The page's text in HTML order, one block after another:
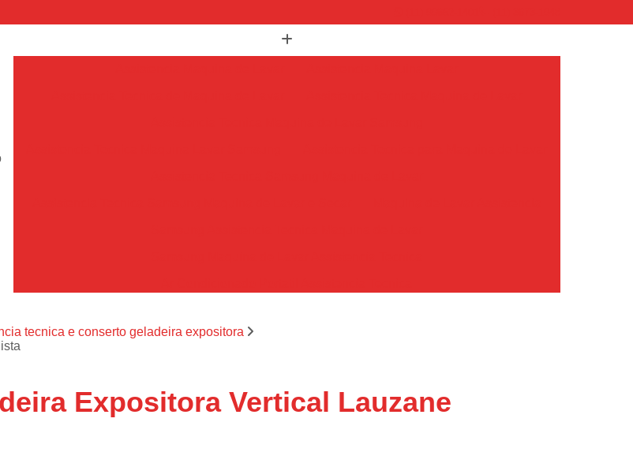
Assistencia Tecnica Ar Condicionado Portatil
Assistencia Tecnica Ar Condicionado Portatil Philco
tecnica e conserto geladeira expositora
Expositora Vertical Lauzane